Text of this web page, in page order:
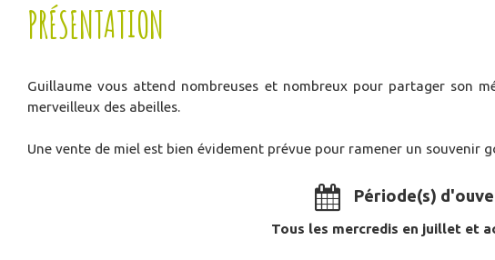
PRÉSENTATION
Guillaume vous attend nombreuses et nombreux pour partager son
merveilleux des abeilles.
Une vente de miel est bien évidement prévue pour ramener un souvenir
Période(s)
Tous les mercredis en juillet et